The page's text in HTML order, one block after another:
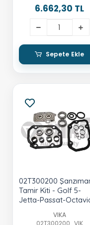
6.662,30 TL
Sepete Ekle
02T300200
Tamir Kiti - Golf 5-
Jetta-Passat-
VIKA
02T300200_VIK